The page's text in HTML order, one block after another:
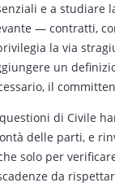
e a studiare
— contratti,
la via
un
il
di Civile
delle parti, e
solo per
da